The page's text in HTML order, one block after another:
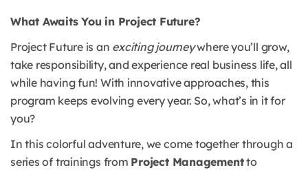
What Awaits You in Project Future?
Project Future is an exciting journeywhere you’ll grow,
take responsibility, and experience real business life, all
while having fun! With innovative approaches, this
program keeps evolving every year. So, what’s in it for
you?
In this colorful adventure, we come together through a
series of trainings from Project Managementto